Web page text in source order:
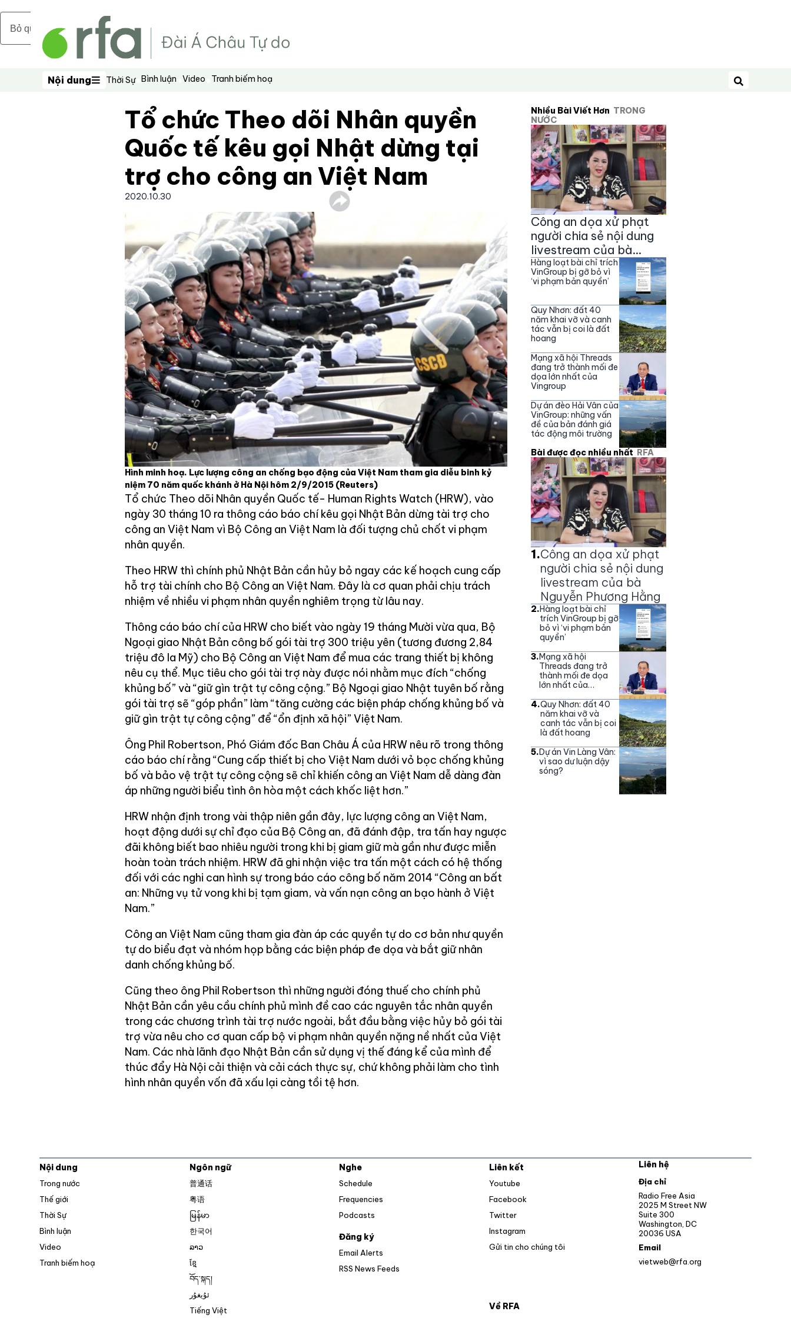
Bỏ qua nội dung chính
Nội dung
Nội dung Thời Sự Bình luận Video Tranh biếm hoạ
Tìm kiếm
Tổ chức Theo dõi Nhân quyền
Quốc tế kêu gọi Nhật dừng tại
trợ cho công an Việt Nam
2020.10.30
Hình minh hoạ. Lực lượng công an chống bạo động của Việt Nam tham gia diễu binh kỷ
niệm 70 năm quốc khánh ở Hà Nội hôm 2/9/2015 (Reuters)
Tổ chức Theo dõi Nhân quyền Quốc tế- Human Rights Watch (HRW), vào
ngày 30 tháng 10 ra thông cáo báo chí kêu gọi Nhật Bản dừng tài trợ cho
công an Việt Nam vì Bộ Công an Việt Nam là đối tượng chủ chốt vi phạm
nhân quyền.
Theo HRW thì chính phủ Nhật Bản cần hủy bỏ ngay các kế hoạch cung cấp
hỗ trợ tài chính cho Bộ Công an Việt Nam. Đây là cơ quan phải chịu trách
nhiệm về nhiều vi phạm nhân quyền nghiêm trọng từ lâu nay.
Thông cáo báo chí của HRW cho biết vào ngày 19 tháng Mười vừa qua, Bộ
Ngoại giao Nhật Bản công bố gói tài trợ 300 triệu yên (tương đương 2,84
triệu đô la Mỹ) cho Bộ Công an Việt Nam để mua các trang thiết bị không
nêu cụ thể. Mục tiêu cho gói tài trợ này được nói nhằm mục đích “chống
khủng bố” và “giữ gìn trật tự công cộng.” Bộ Ngoại giao Nhật tuyên bố rằng
gói tài trợ sẽ “góp phần” làm “tăng cường các biện pháp chống khủng bố và
giữ gìn trật tự công cộng” để “ổn định xã hội” Việt Nam.
Ông Phil Robertson, Phó Giám đốc Ban Châu Á của HRW nêu rõ trong thông
cáo báo chí rằng “Cung cấp thiết bị cho Việt Nam dưới vỏ bọc chống khủng
bố và bảo vệ trật tự công cộng sẽ chỉ khiến công an Việt Nam dễ dàng đàn
áp những người biểu tình ôn hòa một cách khốc liệt hơn.”
HRW nhận định trong vài thập niên gần đây, lực lượng công an Việt Nam,
hoạt động dưới sự chỉ đạo của Bộ Công an, đã đánh đập, tra tấn hay ngược
đãi không biết bao nhiêu người trong khi bị giam giữ mà gần như được miễn
hoàn toàn trách nhiệm. HRW đã ghi nhận việc tra tấn một cách có hệ thống
đối với các nghi can hình sự trong báo cáo công bố năm 2014 “Công an bất
an: Những vụ tử vong khi bị tạm giam, và vấn nạn công an bạo hành ở Việt
Nam.”
Công an Việt Nam cũng tham gia đàn áp các quyền tự do cơ bản như quyền
tự do biểu đạt và nhóm họp bằng các biện pháp đe dọa và bắt giữ nhân
danh chống khủng bố.
Cũng theo ông Phil Robertson thì những người đóng thuế cho chính phủ
Nhật Bản cần yêu cầu chính phủ mình đề cao các nguyên tắc nhân quyền
trong các chương trình tài trợ nước ngoài, bắt đầu bằng việc hủy bỏ gói tài
trợ vừa nêu cho cơ quan cấp bộ vi phạm nhân quyền nặng nề nhất của Việt
Nam. Các nhà lãnh đạo Nhật Bản cần sử dụng vị thế đáng kể của mình để
thúc đẩy Hà Nội cải thiện và cải cách thực sự, chứ không phải làm cho tình
hình nhân quyền vốn đã xấu lại càng tồi tệ hơn.
Nhiều Bài Viết Hơn TRONG
NƯỚC
Công an dọa xử phạt
người chia sẻ nội dung
livestream của bà
Nguyễn Phương Hằng
Hàng loạt bài chỉ trích
VinGroup bị gỡ bỏ vì
‘vi phạm bản quyền’
Quy Nhơn: đất 40
năm khai vỡ và canh
tác vẫn bị coi là đất
hoang
Mạng xã hội Threads
đang trở thành mối đe
dọa lớn nhất của
Vingroup
Dự án đèo Hải Vân của
VinGroup: những vấn
đề của bản đánh giá
tác động môi trường
Bài được đọc nhiều nhất RFA
1.Công an dọa xử phạt
người chia sẻ nội dung
livestream của bà
Nguyễn Phương Hằng
2.Hàng loạt bài chỉ
trích VinGroup bị gỡ
bỏ vì ‘vi phạm bản
quyền’
3.Mạng xã hội
Threads đang trở
thành mối đe dọa
lớn nhất của
4.Quy Nhơn: đất 40
năm khai vỡ và
canh tác vẫn bị coi
là đất hoang
5.Dự án Vin Làng Vân:
vì sao dư luận dậy
sóng?
Nội dung
Trong nước
Thế giới
Thời Sự
Bình luận
Video
Tranh biếm hoạ
Ngôn ngữ
普通话
粤语
မြန်မာ
한국어
ລາວ
ខ្មែ
བོད་སྐད།
ئۇيغۇر
Tiếng Việt
Nghe
Schedule
Frequencies
Podcasts
Đăng ký
Email Alerts
RSS News Feeds
Liên kết
Youtube
Facebook
Twitter
Instagram
Gửi tin cho chúng tôi
Về RFA
Liên hệ
Địa chỉ
Radio Free Asia
2025 M Street NW
Suite 300
Washington, DC
20036 USA
Email
vietweb@rfa.org